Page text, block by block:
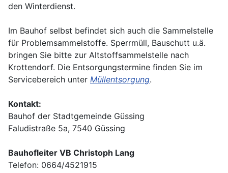
den Winterdienst.
Im Bauhof selbst befindet sich auch die Sammelstelle
für Problemsammelstoffe. Sperrmüll, Bauschutt u.ä.
bringen Sie bitte zur Altstoffsammelstelle nach
Krottendorf. Die Entsorgungstermine finden Sie im
Servicebereich unter Müllentsorgung.
Kontakt:
Bauhof der Stadtgemeinde Güssing
Faludistraße 5a, 7540 Güssing
Bauhofleiter VB Christoph Lang
Telefon: 0664/4521915